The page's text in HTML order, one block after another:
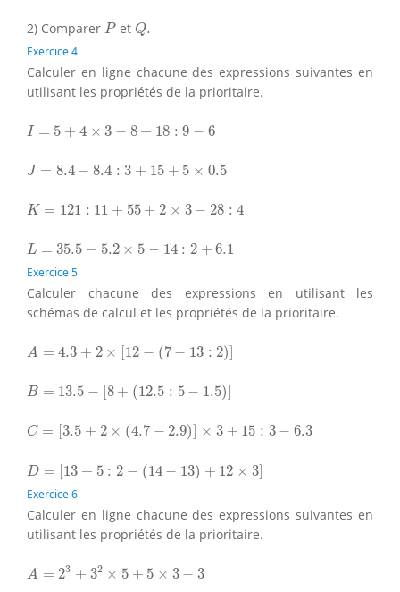
2) Comparer P
Pet Q.
Q.
Exercice 4
Calculer en ligne chacune des expressions suivantes en
utilisant les propriétés de la prioritaire.
I = 5 + 4 × 3 − 8 + 18 : 9 − 6
I= +4 × 3−8 + :9 − 6
J = 8.4 − 8.4 : 3 + 15 + 5 × 0.5
= 8.4−8.4 :3+ 15 + 5×0.5
K = 121 : 11 + 55 + 2 × 3 − 28 : 4
K= 121:11 +55 +2× 3 −28 :4
L = 35.5 − 5.2 × 5 − 14 : 2 + 6.1
L 35.5 − 5.2×5 − 14 +6.1
Exercice 5
Calculer chacune des expressions en utilisant les
schémas de calcul et les propriétés de la prioritaire.
A = 4.3 + 2 × 12 − (7 − 13 : 2)
A 4.3 + × [12 −(7 13:
B = 13.5 − 8 + (12.5 : 5 − 1.5)
B= 13.5 − +(12.5:5 − 1.5
C = [3.5 + 2 × (4.7 − 2.9) × 3 + 15 : 3 − 6.3
C= 3.5 + 2 (4.7 −2.9 × 3+15 3 − 6.3
D = [13 + 5 : 2 − (14 − 13) + 12 × 3]
D= 13+ 5 2− 14 13) 12× ]
Exercice 6
Calculer en ligne chacune des expressions suivantes en
utilisant les propriétés de la prioritaire.
A = 23 + 32 × 5 + 5 × 3 − 3
A 3+ ×5 5× −